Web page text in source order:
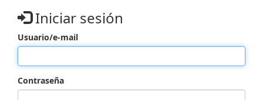
Iniciar sesión
Usuario/e-mail
Contraseña